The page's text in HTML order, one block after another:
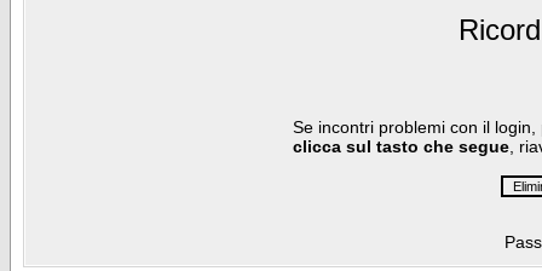
Se incontri problemi con il
clicca sul tasto che segue ,